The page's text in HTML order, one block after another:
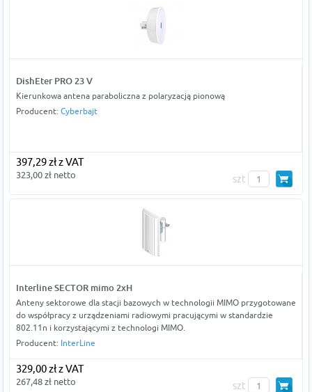
DishEter PRO 23 V
Kierunkowa antena paraboliczna z polaryzacją pionową
Producent: Cyberbajt
397,29 zł z VAT
323,00 zł netto szt
Interline SECTOR mimo 2xH
Anteny sektorowe dla stacji bazowych w technologii MIMO przygotowane
do współpracy z urządzeniami radiowymi pracującymi w standardzie
802.11n i korzystającymi z technologi MIMO.
Producent: InterLine
329,00 zł z VAT
267,48 zł netto szt